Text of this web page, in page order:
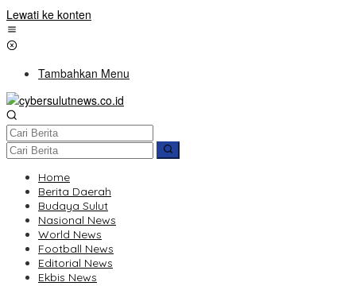
Lewati ke konten
Tambahkan Menu
Home
Berita Daerah
Budaya Sulut
Nasional News
World News
Football News
Editorial News
Ekbis News